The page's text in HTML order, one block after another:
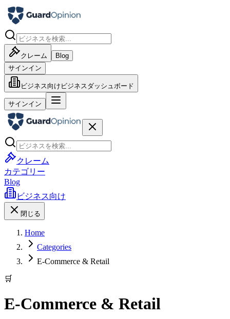
クレーム
Blog
サインイン
ビジネス向け ビジネスダッシュボード
サインイン
クレーム
カテゴリー
Blog
ビジネス向け
閉じる
Home
Categories
E-Commerce & Retail
🛒
E-Commerce & Retail